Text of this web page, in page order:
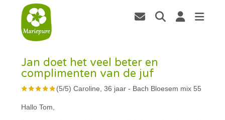
Jan doet het veel beter en
complimenten van de juf
(5/5)Caroline, 36 jaar- Bach Bloesem mix 55
Hallo Tom,